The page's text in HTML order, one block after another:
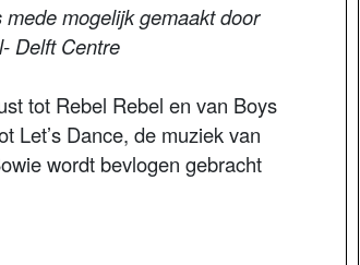
mede mogelijk gemaakt door
Delft Centre
tot Rebel Rebel en van Boys
Let’s Dance, de muziek van
wordt bevlogen gebracht